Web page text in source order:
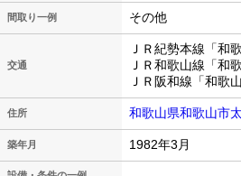
間取り一例 その他
交通
ＪＲ紀勢本線「和
ＪＲ和歌山線「和
ＪＲ阪和線「和歌
住所 和歌山県和歌山市
築年月 1982年3月